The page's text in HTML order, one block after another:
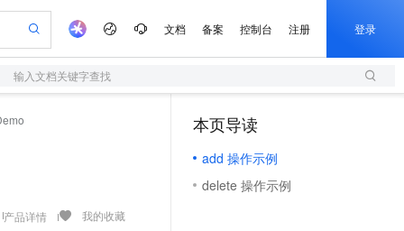
文档 备案 控制台 注册 登录
输入文档关键字查找
产品详情 我的收藏
本页导读
add 操作示例
delete 操作示例
平台百炼
全托管，含MySQL、PostgreSQL、SQL Server、MariaDB多引擎
轻量应用服务器
数字证书管理服务（原SSL证书）
服务器，轻松开启游戏
Agency Agents：拥有专属领域专家
HappyHorse 打造一站式影视创作平台
创作，一键激活电商全链路生产力
AI 活动
AI 生产力先锋
先锋实践拓展 AI 生产力的边界
飞天发布时刻
阿里云 OPC 创新助力计划
Token 补贴，五大权
益加速 OPC 成功
专业服务
计划 服务伙伴合作计划
Al MaaS 服务伙伴赋能合作
伙伴信用分合作计划
开发者社区
加入我们